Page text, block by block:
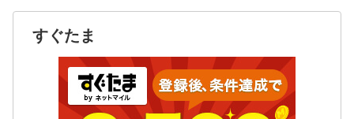
すぐたま